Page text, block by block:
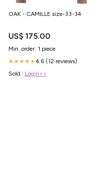
OAK - CAMILLE size-33-34
US$ 175.00
Min. order: 1 piece
★★★★★4.6 (12 reviews)
Sold : Login>>